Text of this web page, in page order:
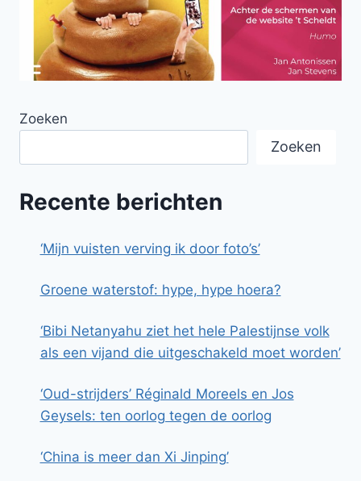
Zoeken
Zoeken
Recente berichten
‘Mijn vuisten verving ik door foto’s’
Groene waterstof: hype, hype hoera?
‘Bibi Netanyahu ziet het hele Palestijnse volk
als een vijand die uitgeschakeld moet worden’
‘Oud-strijders’ Réginald Moreels en Jos
Geysels: ten oorlog tegen de oorlog
‘China is meer dan Xi Jinping’